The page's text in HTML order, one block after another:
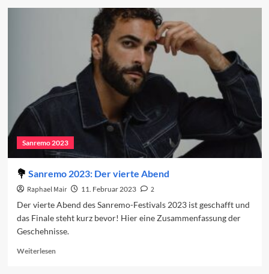
Vorschau
Sanremo 2023
Sanremo 2023: Der vierte Abend
Raphael Mair 11. Februar 2023
2
Der vierte Abend des Sanremo-Festivals 2023 ist geschafft und
das Finale steht kurz bevor! Hier eine Zusammenfassung der
Geschehnisse.
WeiterlesenRead